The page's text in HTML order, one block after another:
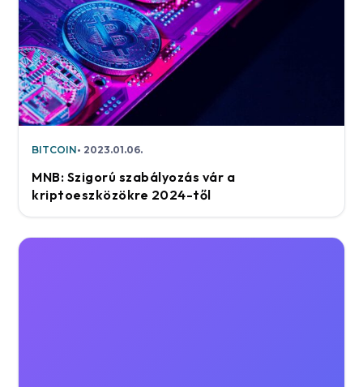
BITCOIN 2023.01.06.
MNB: Szigorú szabályozás vár a
kriptoeszközökre 2024-től